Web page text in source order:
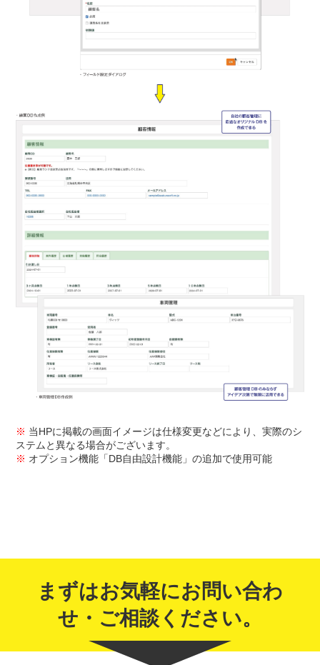
※ 当HPに掲載の画面イメージは仕様変更などにより、実際のシ
ステムと異なる場合がございます。
※ オプション機能「DB自由設計機能」の追加で使用可能
まずはお気軽にお問い合わ
せ・ご相談ください。